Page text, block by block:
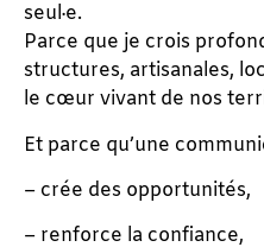
seul·e.
Parce que je crois
structures, artisanales,
le cœur vivant de nos
Et parce qu’une
– crée des opportunités,
– renforce la confiance,